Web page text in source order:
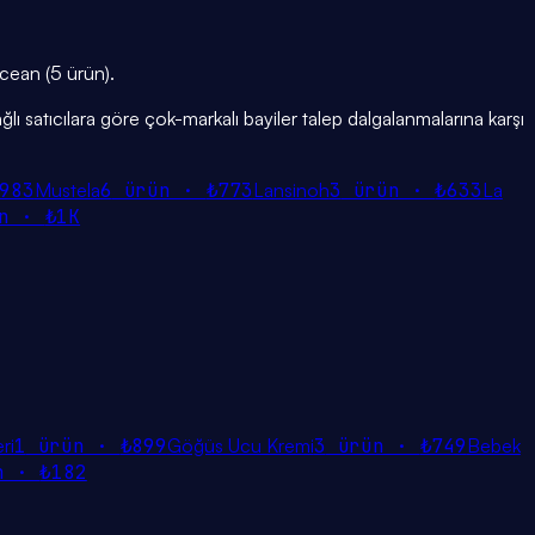
(5 ürün).
satıcılara göre çok-markalı bayiler talep dalgalanmalarına karşı
Mustela6 ürün · ₺773Lansinoh3 ürün ·₺633La
· ₺1K
1 ürün · ₺899Göğüs Ucu Kremi3 ürün · ₺749Bebek
·₺182